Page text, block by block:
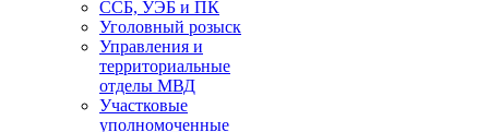
ССБ, УЭБ и ПК
Уголовный розыск
Управления и
территориальные
отделы МВД
Участковые
уполномоченные